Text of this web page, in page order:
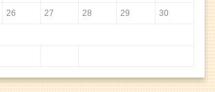
26 27 28 29 30